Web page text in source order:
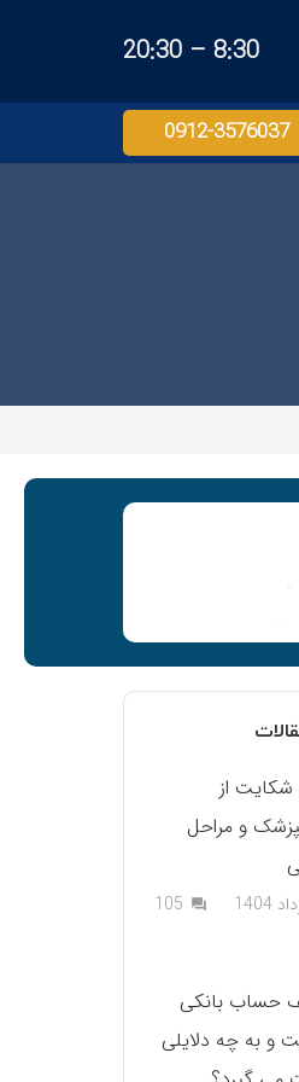
8:30 – 20:30
0912-3576037
شکایت از
و مراحل
question_answer
105دیدگاه
حساب بانکی
و به چه دلایلی